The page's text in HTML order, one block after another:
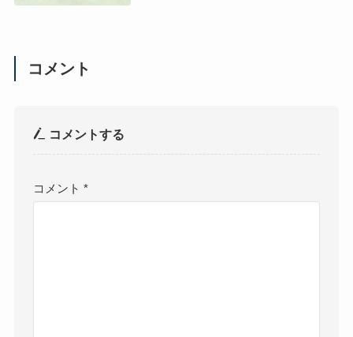
コメント
コメントする
コメント*